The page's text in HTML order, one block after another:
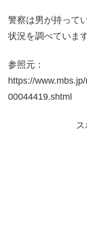
警察は男が持って
状況を調べています
参照元：
https://
00044419.shtml
ス